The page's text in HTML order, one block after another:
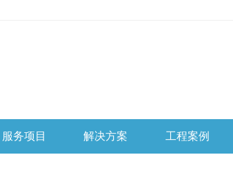
服务项目 解决方案 工程案例